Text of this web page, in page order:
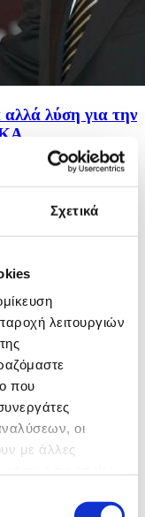
Σχετικά
λειτουργιών
που
οι
με άλλες
λύση για την
Θρησκευτικές
και άλλων
το ΥΠΕΞ